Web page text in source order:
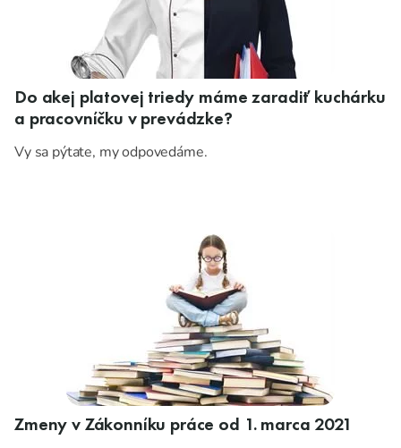
Do akej platovej triedy máme zaradiť kuchárku
a pracovníčku v prevádzke?
Vy sa pýtate, my odpovedáme.
Zmeny v Zákonníku práce od 1. marca 2021